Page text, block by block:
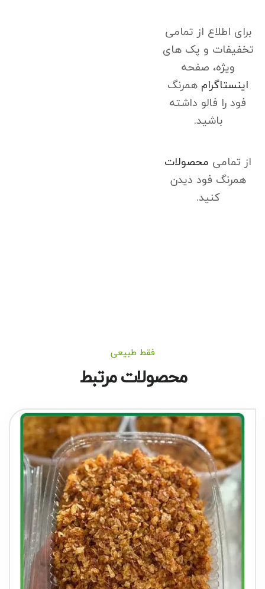
برای اطلاع از تمامی
تخفیفات و پک های
ویژه، صفحه
اینستاگرام همرنگ
فود را فالو داشته
باشید.
از تمامی محصولات
همرنگ فود دیدن
کنید.
فقط طبیعی
محصولات مرتبط